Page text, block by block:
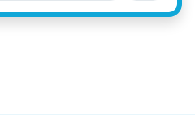
است. تعمیر در محل با رعایت